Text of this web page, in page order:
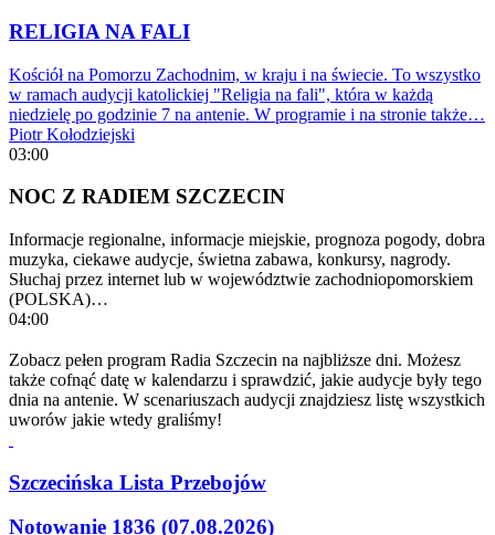
RELIGIA NA FALI
Kościół na Pomorzu Zachodnim, w kraju i na świecie. To wszystko
w ramach audycji katolickiej "Religia na fali", która w każdą
niedzielę po godzinie 7 na antenie. W programie i na stronie także…
Piotr Kołodziejski
03:00
NOC Z RADIEM SZCZECIN
Informacje regionalne, informacje miejskie, prognoza pogody, dobra
muzyka, ciekawe audycje, świetna zabawa, konkursy, nagrody.
Słuchaj przez internet lub w województwie zachodniopomorskiem
(POLSKA)…
04:00
Zobacz pełen program Radia Szczecin na najbliższe dni. Możesz
także cofnąć datę w kalendarzu i sprawdzić, jakie audycje były tego
dnia na antenie. W scenariuszach audycji znajdziesz listę wszystkich
uworów jakie wtedy graliśmy!
Szczecińska Lista Przebojów
Notowanie 1836 (07.08.2026)